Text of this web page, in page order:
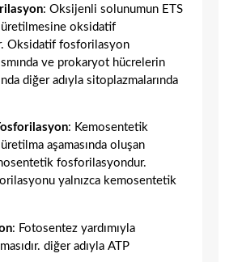
: Oksijenli solunumun ETS
üretilmesine oksidatif
Oksidatif fosforilasyon
ve prokaryot hücrelerin
diğer adıyla sitoplazmalarında
: Kemosentetik
aşamasında oluşan
fosforilasyondur.
yalnızca kemosentetik
: Fotosentez yardımıyla
diğer adıyla ATP